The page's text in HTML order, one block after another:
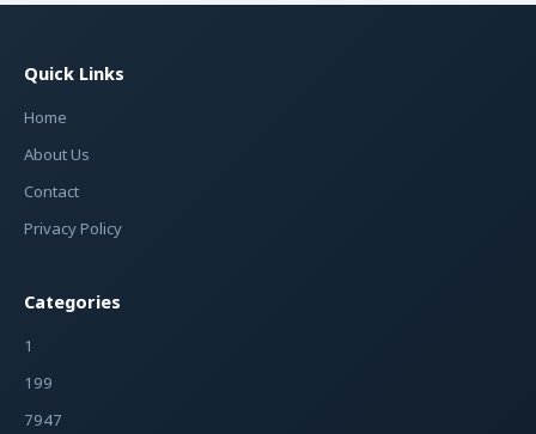
Quick Links
Home
About Us
Contact
Privacy Policy
Categories
1
199
7947